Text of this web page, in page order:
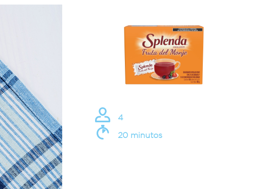
4
20 minutos